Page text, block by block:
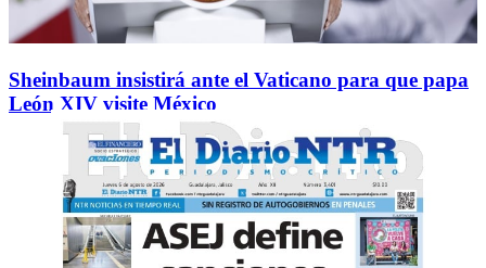
Sheinbaum insistirá ante el Vaticano para que papa
León XIV visite México